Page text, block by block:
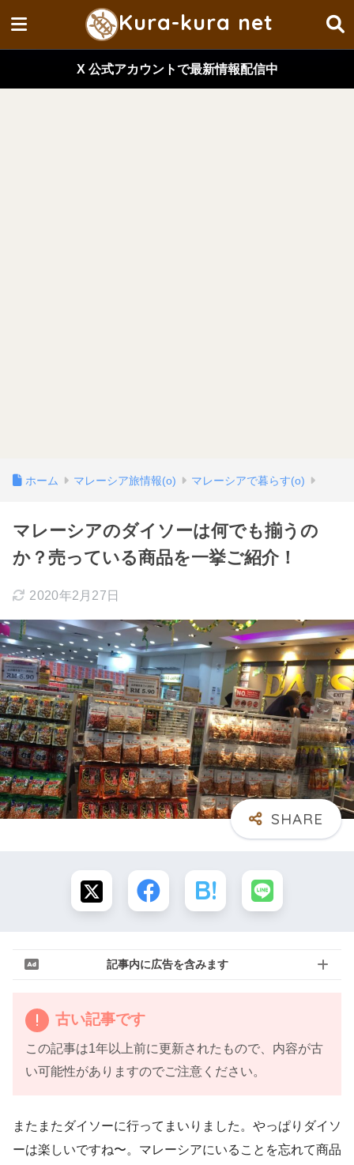
Kura-kura net
X 公式アカウントで最新情報配信中
ホーム マレーシア旅情報(o) マレーシアで暮らす(o)
マレーシアのダイソーは何でも揃うの
か？売っている商品を一挙ご紹介！
2020年2月27日
記事内に広告を含みます
古い記事です
この記事は1年以上前に更新されたもので、内容が古
い可能性がありますのでご注意ください。
またまたダイソーに行ってまいりました。やっぱりダイソ
ーは楽しいですね〜。マレーシアにいることを忘れて商品